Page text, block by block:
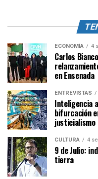
ECONOMÍA 4
Carlos
en Ensenada
ENTREVISTAS
Inteligencia
bifurcación
justicialismo
CULTURA 4
9 de Julio:
tierra